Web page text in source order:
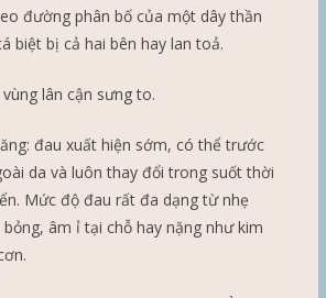
đường phân bố của một dây thần
biệt bị cả hai bên hay lan toả.
lân cận sưng to.
đau xuất hiện sớm, có thể trước
da và luôn thay đổi trong suốt thời
Mức độ đau rất đa dạng từ nhẹ
âm ỉ tại chỗ hay nặng như kim